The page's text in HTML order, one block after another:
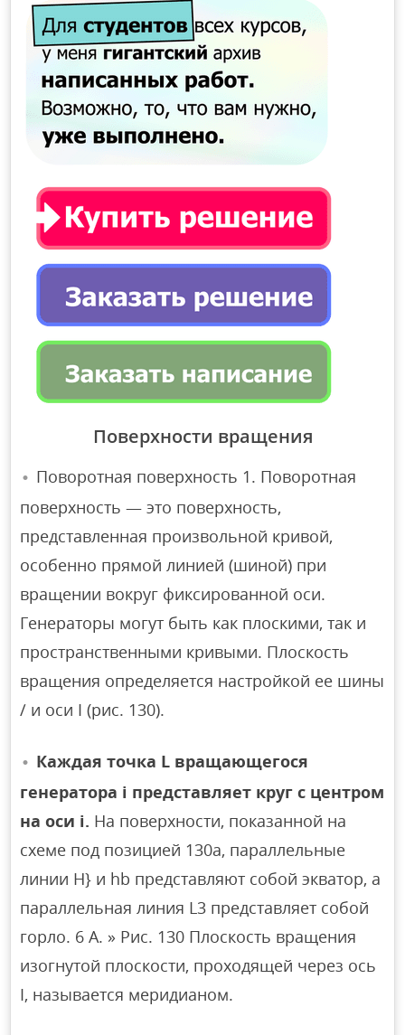
Поверхности вращения
Поворотная поверхность 1. Поворотная
поверхность — это поверхность,
представленная произвольной кривой,
особенно прямой линией (шиной) при
вращении вокруг фиксированной оси.
Генераторы могут быть как плоскими, так и
пространственными кривыми. Плоскость
вращения определяется настройкой ее шины
/ и оси I (рис. 130).
Каждая точка L вращающегося
генератора i представляет круг с центром
на оси i. На поверхности, показанной на
схеме под позицией 130a, параллельные
линии H} и hb представляют собой экватор, а
параллельная линия L3 представляет собой
горло. 6 А. » Рис. 130 Плоскость вращения
изогнутой плоскости, проходящей через ось
I, называется меридианом.